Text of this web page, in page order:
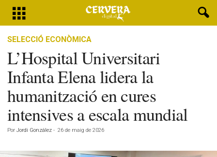
SELECCIÓ ECONÒMICA
L’Hospital Universitari
Infanta Elena lidera la
humanització en cures
intensives a escala mundial
Por Jordi González - 26 de maig de 2026